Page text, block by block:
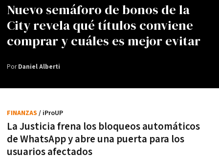
Nuevo semáforo de bonos de la
City revela qué títulos conviene
comprar y cuáles es mejor evitar
PorDaniel Alberti
La Justicia frena los bloqueos automáticos
de WhatsApp y abre una puerta para los
usuarios afectados
FINANZAS / iProUP